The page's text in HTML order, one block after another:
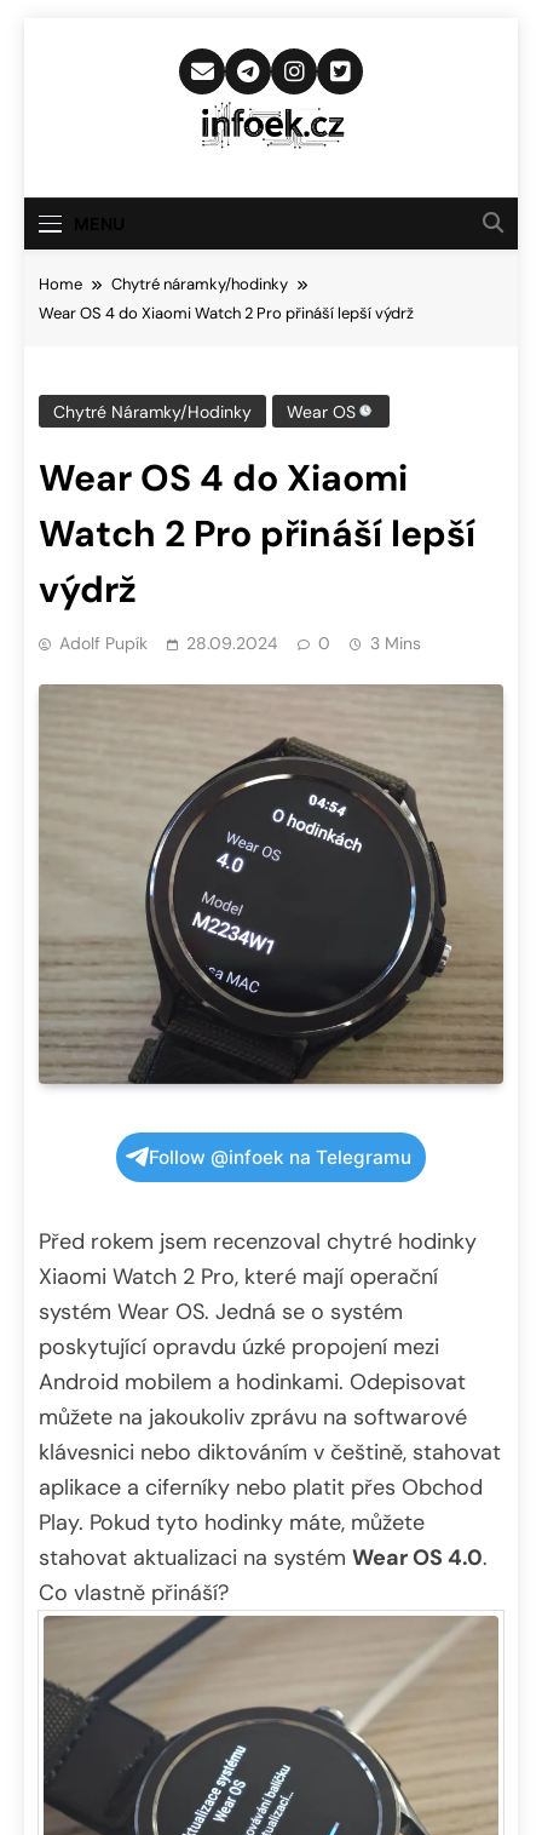
Infoek.cz
Novinkám
Home
Chytré náramky/hodinky
Wear OS 4 do Xiaomi Watch 2 Pro přináší lepší výdrž
Chytré Náramky/hodinky Wear OS
Wear OS 4 do Xiaomi
Watch 2 Pro přináší lepší
výdrž
Adolf Pupík 28.09.2024 0 3 Mins
Follow @infoek na Telegramu
Před rokem jsem recenzoval chytré hodinky
Xiaomi Watch 2 Pro, které mají operační
systém Wear OS. Jedná se o systém
poskytující opravdu úzké propojení mezi
Android mobilem a hodinkami. Odepisovat
můžete na jakoukoliv zprávu na softwarové
klávesnici nebo diktováním v češtině, stahovat
aplikace a ciferníky nebo platit přes Obchod
Play. Pokud tyto hodinky máte, můžete
stahovat aktualizaci na systém Wear OS 4.0.
Co vlastně přináší?